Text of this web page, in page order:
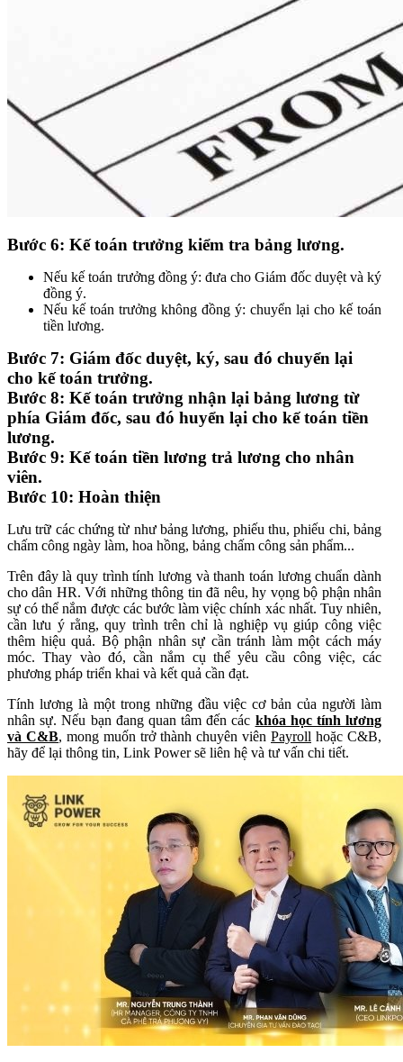
Bước 6: Kế toán trưởng kiểm tra bảng lương.
Nếu kế toán trưởng đồng ý: đưa cho Giám đốc duyệt và ký
đồng ý.
Nếu kế toán trưởng không đồng ý: chuyển lại cho kế toán
tiền lương.
Bước 7: Giám đốc duyệt, ký, sau đó chuyển lại
cho kế toán trưởng.
Bước 8: Kế toán trưởng nhận lại bảng lương từ
phía Giám đốc, sau đó huyển lại cho kế toán tiền
lương.
Bước 9: Kế toán tiền lương trả lương cho nhân
viên.
Bước 10: Hoàn thiện
Lưu trữ các chứng từ như bảng lương, phiếu thu, phiếu chi, bảng
chấm công ngày làm, hoa hồng, bảng chấm công sản phẩm...
Trên đây là quy trình tính lương và thanh toán lương chuẩn dành
cho dân HR. Với những thông tin đã nêu, hy vọng bộ phận nhân
sự có thể nắm được các bước làm việc chính xác nhất. Tuy nhiên,
cần lưu ý rằng, quy trình trên chỉ là nghiệp vụ giúp công việc
thêm hiệu quả. Bộ phận nhân sự cần tránh làm một cách máy
móc. Thay vào đó, cần nắm cụ thể yêu cầu công việc, các
phương pháp triển khai và kết quả cần đạt.
Tính lương là một trong những đầu việc cơ bản của người làm
nhân sự. Nếu bạn đang quan tâm đến các khóa học tính lương
và C&B, mong muốn trở thành chuyên viên Payroll hoặc C&B,
hãy để lại thông tin, Link Power sẽ liên hệ và tư vấn chi tiết.